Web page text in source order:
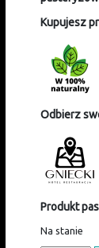
Kupujesz
Odbierz
Produkt
Na stanie